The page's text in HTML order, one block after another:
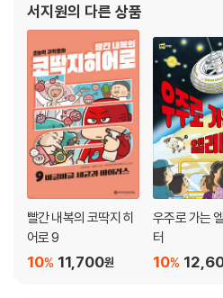
-혼합 현실로 스포츠를 짜릿하게 즐긴다
엉뚱 박사의 실험실·106
-눈동자에 홀로렌즈를 끼면 세상이 혼합
누가 진짜야?·110
-나 대신에 내 아바타가 혼합 현실 속에서
-외계인과 만난 자두·114
뇌와 혼합 현실을 연결해서 네트워크
『우리 한옥에 숨
서지원의 다른 상품
빨간 내복의 코딱지 히
어로 9
11,700원
10%
우주로 가는
터
10%